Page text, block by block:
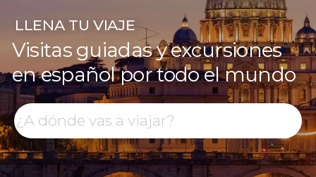
LLENA TU VIAJE
Visitas guiadas y excursiones
en español por todo el mundo
Buscar
Top destinos